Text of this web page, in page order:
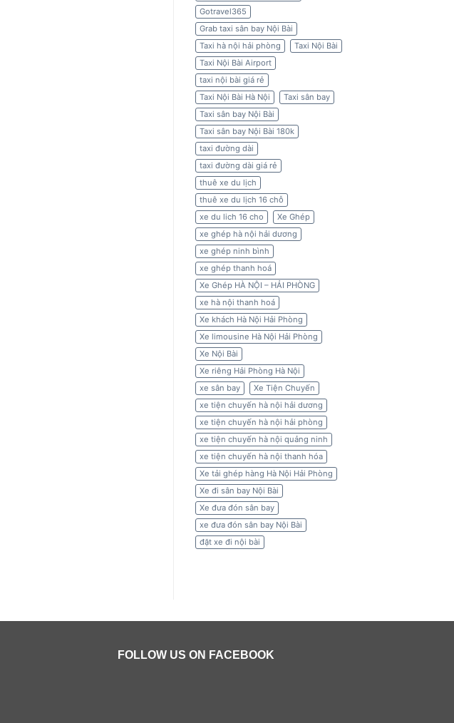
Gotravel365
Grab taxi sân bay Nội Bài
Taxi hà nội hải phòng
Taxi Nội Bài
Taxi Nội Bài Airport
taxi nội bài giá rẻ
Taxi Nội Bài Hà Nội
Taxi sân bay
Taxi sân bay Nội Bài
Taxi sân bay Nội Bài 180k
taxi đường dài
taxi đường dài giá rẻ
thuê xe du lịch
thuê xe du lịch 16 chỗ
xe du lich 16 cho
Xe Ghép
xe ghép hà nội hải dương
xe ghép ninh bình
xe ghép thanh hoá
Xe Ghép HÀ NỘI – HẢI PHÒNG
xe hà nội thanh hoá
Xe khách Hà Nội Hải Phòng
Xe limousine Hà Nội Hải Phòng
Xe Nội Bài
Xe riêng Hải Phòng Hà Nội
xe sân bay
Xe Tiện Chuyến
xe tiện chuyến hà nội hải dương
xe tiện chuyến hà nội hải phòng
xe tiện chuyến hà nội quảng ninh
xe tiện chuyến hà nội thanh hóa
Xe tải ghép hàng Hà Nội Hải Phòng
Xe đi sân bay Nội Bài
Xe đưa đón sân bay
xe đưa đón sân bay Nội Bài
đặt xe đi nội bài
FOLLOW US ON FACEBOOK